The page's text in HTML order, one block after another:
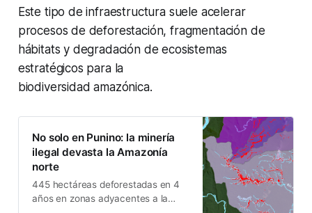
Este tipo de infraestructura suele acelerar
procesos de deforestación, fragmentación de
hábitats y degradación de ecosistemas
estratégicos para la
biodiversidad amazónica.
No solo en Punino: la minería
ilegal devasta la Amazonía
norte
445 hectáreas deforestadas en 4
años en zonas adyacentes a la